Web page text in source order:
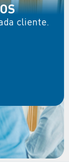
cliente.